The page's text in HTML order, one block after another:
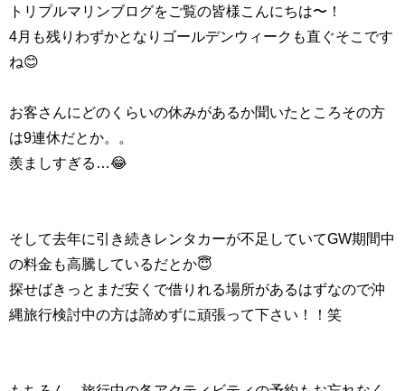
トリプルマリンブログをご覧の皆様こんにちは〜！
4月も残りわずかとなりゴールデンウィークも直ぐそこです
ね😊
お客さんにどのくらいの休みがあるか聞いたところその方
は9連休だとか。。
羨ましすぎる…😂
そして去年に引き続きレンタカーが不足していてGW期間中
の料金も高騰しているだとか😇
探せばきっとまだ安くで借りれる場所があるはずなので沖
縄旅行検討中の方は諦めずに頑張って下さい！！笑